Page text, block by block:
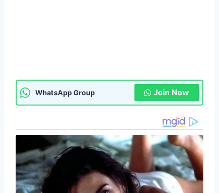
WhatsApp Group Join Now